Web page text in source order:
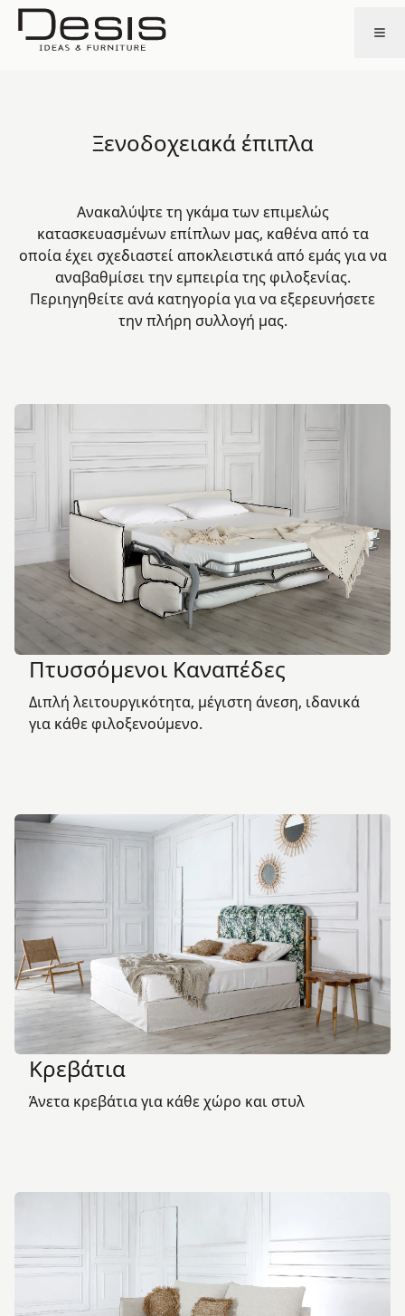
Ξενοδοχειακά έπιπλα
Ανακαλύψτε τη γκάμα των επιμελώς
κατασκευασμένων επίπλων μας, καθένα από τα
οποία έχει σχεδιαστεί αποκλειστικά από εμάς για να
αναβαθμίσει την εμπειρία της φιλοξενίας.
Περιηγηθείτε ανά κατηγορία για να εξερευνήσετε
την πλήρη συλλογή μας.
Πτυσσόμενοι Καναπέδες
Διπλή λειτουργικότητα, μέγιστη άνεση, ιδανικά
για κάθε φιλοξενούμενο.
Κρεβάτια
Άνετα κρεβάτια για κάθε χώρο και στυλ